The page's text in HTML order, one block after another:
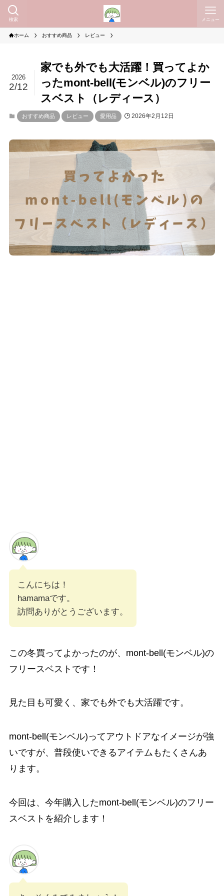
検索 メニュー
ホーム おすすめ商品 レビュー
家でも外でも大活躍！買ってよか
ったmont-bell(モンベル)のフリー
スベスト（レディース）
2026
2/12
おすすめ商品 レビュー 愛用品 2026年2月12日
こんにちは！
hamamaです。
訪問ありがとうございます。
この冬買ってよかったのが、mont-bell(モンベル)の
フリースベストです！
見た目も可愛く、家でも外でも大活躍です。
mont-bell(モンベル)ってアウトドアなイメージが強
いですが、普段使いできるアイテムもたくさんあ
ります。
今回は、今年購入したmont-bell(モンベル)のフリー
スベストを紹介します！